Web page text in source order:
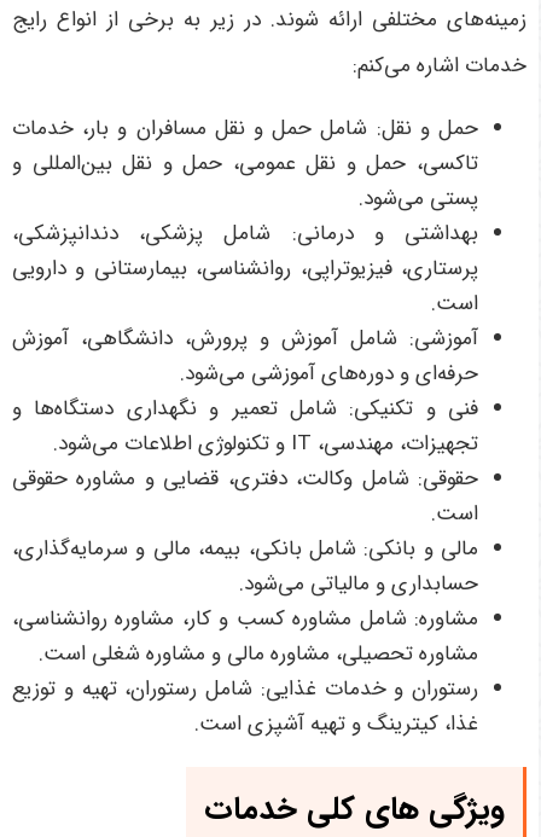
زمینه‌های مختلفی ارائه شوند. در زیر به برخی از انواع رایج
خدمات اشاره می‌کنم:
حمل و نقل: شامل حمل و نقل مسافران و بار، خدمات
تاکسی، حمل و نقل عمومی، حمل و نقل بین‌المللی و
پستی می‌شود.
بهداشتی و درمانی: شامل پزشکی، دندانپزشکی،
پرستاری، فیزیوتراپی، روانشناسی، بیمارستانی و دارویی
است.
آموزشی: شامل آموزش و پرورش، دانشگاهی، آموزش
حرفه‌ای و دوره‌های آموزشی می‌شود.
فنی و تکنیکی: شامل تعمیر و نگهداری دستگاه‌ها و
تجهیزات، مهندسی، IT و تکنولوژی اطلاعات می‌شود.
حقوقی: شامل وکالت، دفتری، قضایی و مشاوره حقوقی
است.
مالی و بانکی: شامل بانکی، بیمه، مالی و سرمایه‌گذاری،
حسابداری و مالیاتی می‌شود.
مشاوره: شامل مشاوره کسب و کار، مشاوره روانشناسی،
مشاوره تحصیلی، مشاوره مالی و مشاوره شغلی است.
رستوران و خدمات غذایی: شامل رستوران، تهیه و توزیع
غذا، کیترینگ و تهیه آشپزی است.
ویژگی های کلی خدمات